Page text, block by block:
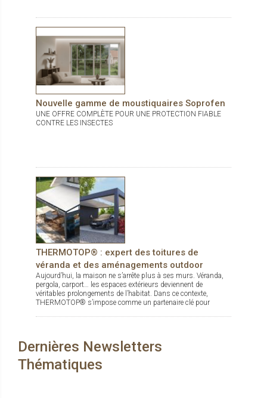
Nouvelle gamme de moustiquaires Soprofen
UNE OFFRE COMPLÈTE POUR UNE PROTECTION FIABLE
CONTRE LES INSECTES
THERMOTOP® : expert des toitures de
véranda et des aménagements outdoor
Aujourd’hui, la maison ne s’arrête plus à ses murs. Véranda,
pergola, carport… les espaces extérieurs deviennent de
véritables prolongements de l’habitat. Dans ce contexte,
THERMOTOP® s’impose comme un partenaire clé pour
Dernières Newsletters
Thématiques